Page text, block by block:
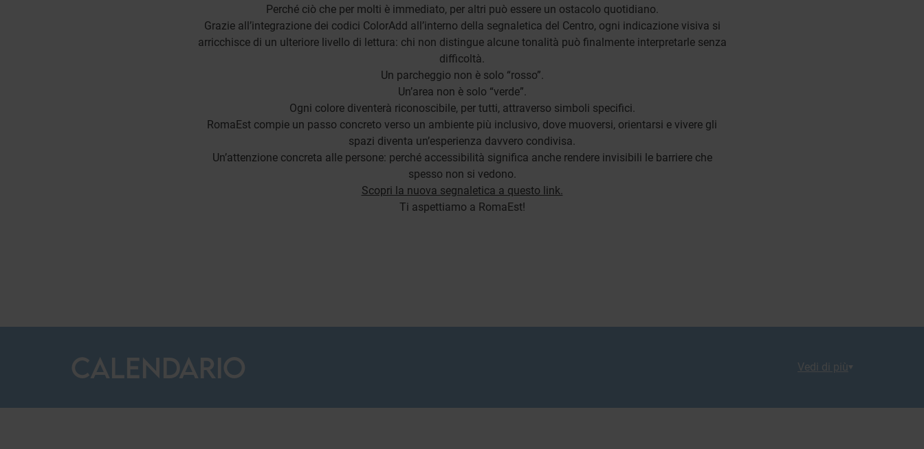
Perché ciò che per molti è immediato, per altri può essere un ostacolo quotidiano.
Grazie all’integrazione dei codici ColorAdd all’interno della segnaletica del Centro, ogni indicazione visiva si
arricchisce di un ulteriore livello di lettura: chi non distingue alcune tonalità può finalmente interpretarle senza
difficoltà.
Un parcheggio non è solo “rosso”.
Un’area non è solo “verde”.
Ogni colore diventerà riconoscibile, per tutti, attraverso simboli specifici.
RomaEst compie un passo concreto verso un ambiente più inclusivo, dove muoversi, orientarsi e vivere gli
spazi diventa un’esperienza davvero condivisa.
Un’attenzione concreta alle persone: perché accessibilità significa anche rendere invisibili le barriere che
spesso non si vedono.
Scopri la nuova segnaletica a questo link.
Ti aspettiamo a RomaEst!
CALENDARIO Vedi di più